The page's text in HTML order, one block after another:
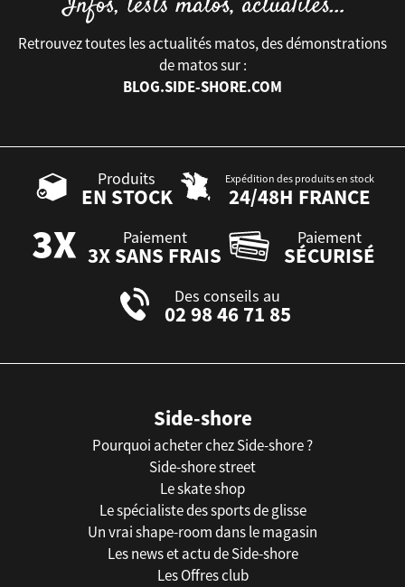
Retrouvez toutes les actualités matos, des démonstrations
de matos sur :
BLOG.SIDE-SHORE.COM
Produits
EN STOCK
Expédition des produits en stock
24/48H FRANCE
Paiement
3X SANS FRAIS
Paiement
SÉCURISÉ
Des conseils au
02 98 46 71 85
Side-shore
Pourquoi acheter chez Side-shore ?
Side-shore street
Le skate shop
Le spécialiste des sports de glisse
Un vrai shape-room dans le magasin
Les news et actu de Side-shore
Les Offres club